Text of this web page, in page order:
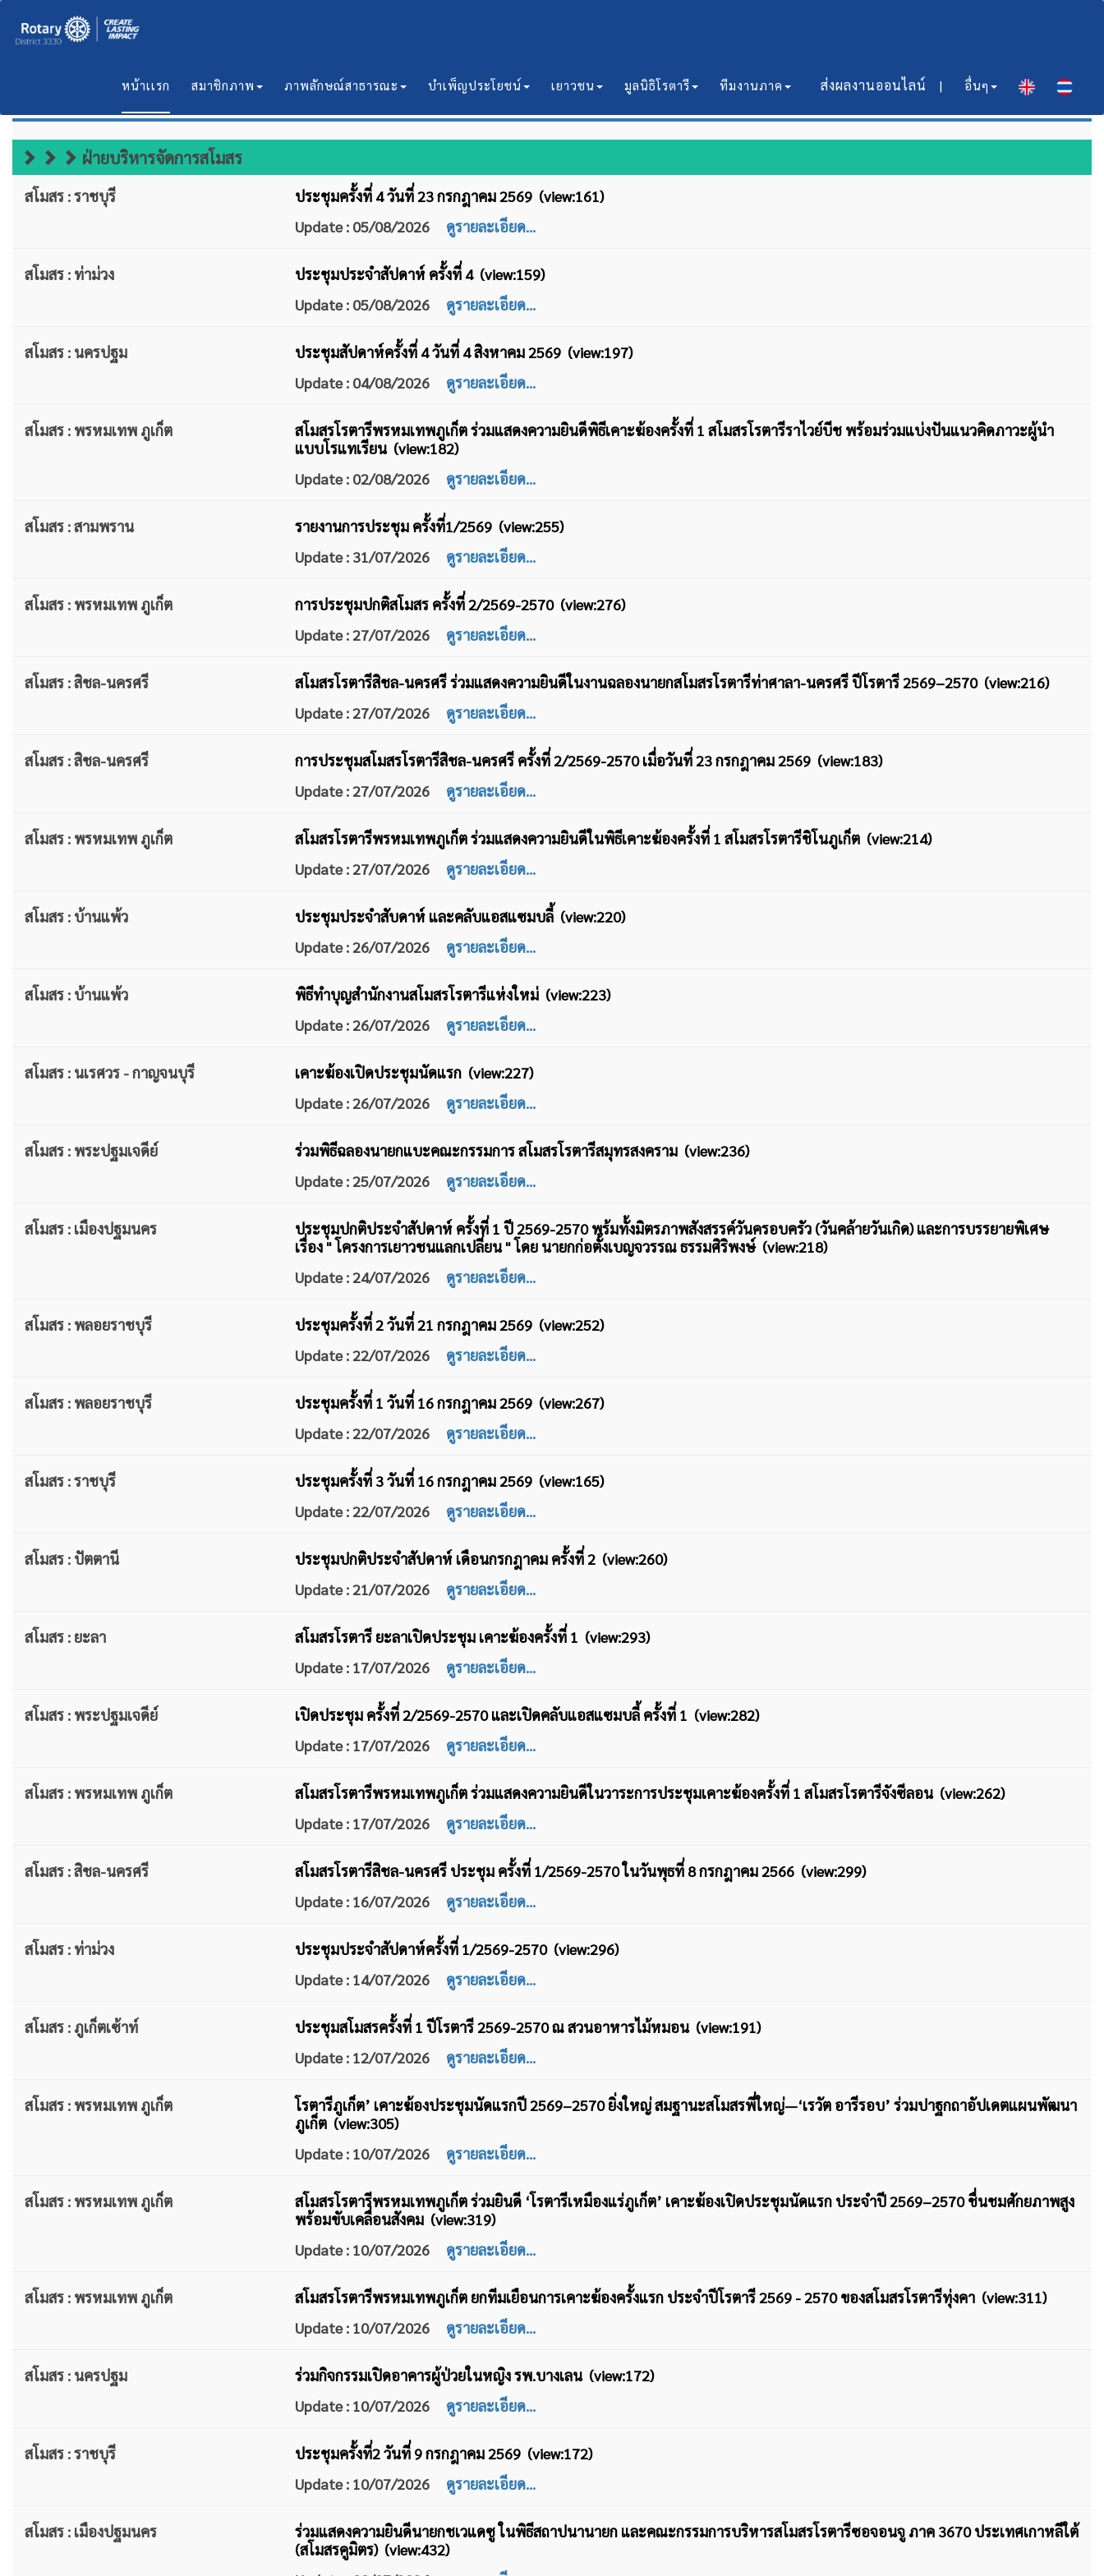
หน้าเเรก สมาชิกภาพ ภาพลักษณ์สาธารณะ บำเพ็ญประโยชน์ เยาวชน มูลนิธิโรตารี ทีมงานภาค ส่งผลงานออนไลน์​ | อื่นๆ
ข่าวบริการ 5 ฝ่าย
ฝ่ายบริหารจัดการสโมสร
สโมสร : ราชบุรี
ประชุมครั้งที่ 4 วันที่ 23 กรกฎาคม 2569 (view:161)
Update : 05/08/2026 ดูรายละเอียด...
สโมสร : ท่าม่วง
ประชุมประจำสัปดาห์ ครั้งที่ 4 (view:159)
Update : 05/08/2026 ดูรายละเอียด...
สโมสร : นครปฐม
ประชุมสัปดาห์ครั้งที่ 4 วันที่ 4 สิงหาคม 2569 (view:197)
Update : 04/08/2026 ดูรายละเอียด...
สโมสร : พรหมเทพ ภูเก็ต
สโมสรโรตารีพรหมเทพภูเก็ต ร่วมแสดงความยินดีพิธีเคาะฆ้องครั้งที่ 1 สโมสรโรตารีราไวย์บีช พร้อมร่วมแบ่งปันแนวคิดภาวะผู้นำ
แบบโรแทเรียน (view:182)
Update : 02/08/2026 ดูรายละเอียด...
สโมสร : สามพราน
รายงานการประชุม ครั้งที่1/2569 (view:255)
Update : 31/07/2026 ดูรายละเอียด...
สโมสร : พรหมเทพ ภูเก็ต
การประชุมปกติสโมสร ครั้งที่ 2/2569-2570 (view:276)
Update : 27/07/2026 ดูรายละเอียด...
สโมสร : สิชล-นครศรี
สโมสรโรตารีสิชล-นครศรี ร่วมแสดงความยินดีในงานฉลองนายกสโมสรโรตารีท่าศาลา-นครศรี ปีโรตารี 2569–2570 (view:216)
Update : 27/07/2026 ดูรายละเอียด...
สโมสร : สิชล-นครศรี
การประชุมสโมสรโรตารีสิชล-นครศรี ครั้งที่ 2/2569-2570 เมื่อวันที่ 23 กรกฎาคม 2569 (view:183)
Update : 27/07/2026 ดูรายละเอียด...
สโมสร : พรหมเทพ ภูเก็ต
สโมสรโรตารีพรหมเทพภูเก็ต ร่วมแสดงความยินดีในพิธีเคาะฆ้องครั้งที่ 1 สโมสรโรตารีชิโนภูเก็ต (view:214)
Update : 27/07/2026 ดูรายละเอียด...
สโมสร : บ้านแพ้ว
ประชุมประจำสับดาห์ และคลับแอสแซมบลี้ (view:220)
Update : 26/07/2026 ดูรายละเอียด...
สโมสร : บ้านแพ้ว
พิธีทำบุญสำนักงานสโมสรโรตารีแห่งใหม่ (view:223)
Update : 26/07/2026 ดูรายละเอียด...
สโมสร : นเรศวร - กาญจนบุรี
เคาะฆ้องเปิดประชุมนัดแรก (view:227)
Update : 26/07/2026 ดูรายละเอียด...
สโมสร : พระปฐมเจดีย์
ร่วมพิธีฉลองนายกแบะคณะกรรมการ สโมสรโรตารีสมุทรสงคราม (view:236)
Update : 25/07/2026 ดูรายละเอียด...
สโมสร : เมืองปฐมนคร
ประชุมปกติประจำสัปดาห์ ครั้งที่ 1 ปี 2569-2570 พร้มทั้งมิตรภาพสังสรรค์วันครอบครัว (วันคล้ายวันเกิด) และการบรรยายพิเศษ
เรื่อง " โครงการเยาวชนแลกเปลี่ยน " โดย นายกก่อตั้งเบญจวรรณ ธรรมศิริพงษ์ (view:218)
Update : 24/07/2026 ดูรายละเอียด...
สโมสร : พลอยราชบุรี
ประชุมครั้งที่ 2 วันที่ 21 กรกฎาคม 2569 (view:252)
Update : 22/07/2026 ดูรายละเอียด...
สโมสร : พลอยราชบุรี
ประชุมครั้งที่ 1 วันที่ 16 กรกฎาคม 2569 (view:267)
Update : 22/07/2026 ดูรายละเอียด...
สโมสร : ราชบุรี
ประชุมครั้งที่ 3 วันที่ 16 กรกฎาคม 2569 (view:165)
Update : 22/07/2026 ดูรายละเอียด...
สโมสร : ปัตตานี
ประชุม​ปกติ​ประจำ​สัปดาห์​ เดือน​กรกฎาคม​ ครั้งที่​ 2 (view:260)
Update : 21/07/2026 ดูรายละเอียด...
สโมสร : ยะลา
สโมสรโรตารี ยะลาเปิดประชุม เคาะฆ้องครั้งที่ 1 (view:293)
Update : 17/07/2026 ดูรายละเอียด...
สโมสร : พระปฐมเจดีย์
เปิดประชุม ครั้งที่ 2/2569-2570 และเปิดคลับแอสแซมบลี้ ครั้งที่ 1 (view:282)
Update : 17/07/2026 ดูรายละเอียด...
สโมสร : พรหมเทพ ภูเก็ต
​สโมสรโรตารีพรหมเทพภูเก็ต ร่วมแสดงความยินดีในวาระการประชุมเคาะฆ้องครั้งที่ 1 สโมสรโรตารีจังซีลอน (view:262)
Update : 17/07/2026 ดูรายละเอียด...
สโมสร : สิชล-นครศรี
สโมสรโรตารีสิชล-นครศรี ประชุม ครั้งที่ 1/2569-2570 ในวันพุธที่ 8 กรกฎาคม 2566 (view:299)
Update : 16/07/2026 ดูรายละเอียด...
สโมสร : ท่าม่วง
ประชุมประจำสัปดาห์ครั้งที่ 1/2569-2570 (view:296)
Update : 14/07/2026 ดูรายละเอียด...
สโมสร : ภูเก็ตเซ้าท์
ประชุมสโมสรครั้งที่ 1 ปีโรตารี 2569-2570 ณ สวนอาหารไม้หมอน (view:191)
Update : 12/07/2026 ดูรายละเอียด...
สโมสร : พรหมเทพ ภูเก็ต
โรตารีภูเก็ต’ เคาะฆ้องประชุมนัดแรกปี 2569–2570 ยิ่งใหญ่ สมฐานะสโมสรพี่ใหญ่—‘เรวัต อารีรอบ’ ร่วมปาฐกถาอัปเดตแผนพัฒนา
ภูเก็ต (view:305)
Update : 10/07/2026 ดูรายละเอียด...
สโมสร : พรหมเทพ ภูเก็ต
สโมสรโรตารีพรหมเทพภูเก็ต ร่วมยินดี ‘โรตารีเหมืองแร่ภูเก็ต’ เคาะฆ้องเปิดประชุมนัดแรก ประจำปี 2569–2570 ชื่นชมศักยภาพสูง
พร้อมขับเคลื่อนสังคม (view:319)
Update : 10/07/2026 ดูรายละเอียด...
สโมสร : พรหมเทพ ภูเก็ต
สโมสรโรตารีพรหมเทพภูเก็ต ยกทีมเยือนการเคาะฆ้องครั้งแรก ประจำปีโรตารี 2569 - 2570 ของสโมสรโรตารีทุ่งคา (view:311)
Update : 10/07/2026 ดูรายละเอียด...
สโมสร : นครปฐม
ร่วมกิจกรรมเปิดอาคารผู้ป่วยในหญิง รพ.บางเลน (view:172)
Update : 10/07/2026 ดูรายละเอียด...
สโมสร : ราชบุรี
ประชุมครั้งที่2 วันที่ 9 กรกฎาคม 2569 (view:172)
Update : 10/07/2026 ดูรายละเอียด...
สโมสร : เมืองปฐมนคร
ร่วมแสดงความยินดีนายกชเวแดซู ในพิธีสถาปนานายก และคณะกรรมการบริหารสโมสรโรตารีซอจอนจู ภาค 3670 ประเทศเกาหลีใต้
(สโมสรคูมิตร) (view:432)